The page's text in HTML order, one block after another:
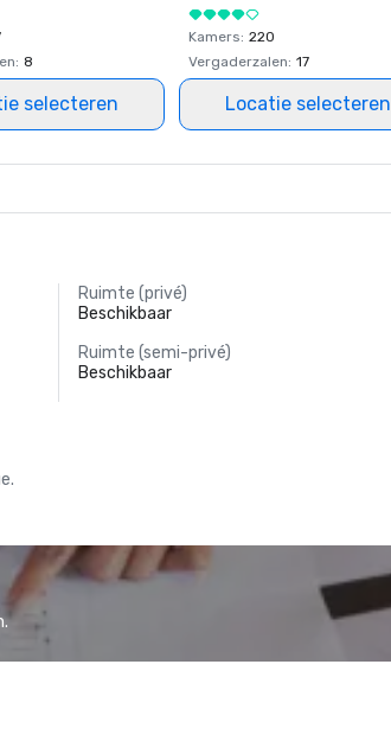
: 8
selecteren
Kamers: 220
Vergaderzalen: 17
Locatie selecteren
Ruimte (privé)
Beschikbaar
Ruimte (semi-privé)
Beschikbaar